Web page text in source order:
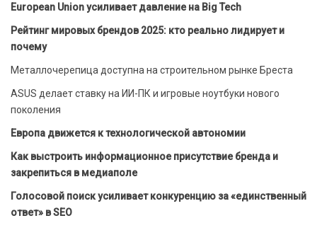
European Union усиливает давление на Big Tech
Рейтинг мировых брендов 2025: кто реально лидирует и
почему
Металлочерепица доступна на строительном рынке Бреста
ASUS делает ставку на ИИ-ПК и игровые ноутбуки нового
поколения
Европа движется к технологической автономии
Как выстроить информационное присутствие бренда и
закрепиться в медиаполе
Голосовой поиск усиливает конкуренцию за «единственный
ответ» в SEO